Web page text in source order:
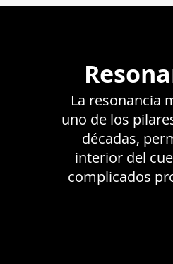
La resonancia
uno de los
décadas,
interior del
complicados